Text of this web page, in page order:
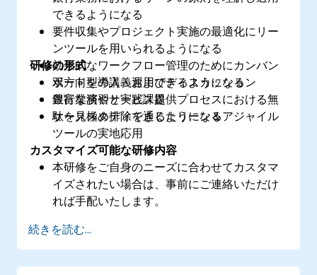
できるようになる
要件収集やプロジェクト実施の最適化にリー
ンツールを用いられるようになる
効果的なワークフロー管理のためにカンバン
ボードを導入・運用できるようになる
銀行業務やサービス提供プロセスにおける無
駄を見極め排除できるようになる
研修の形式
双方向型の講義およびディスカッション
豊富な演習と実践課題
ケーススタディを通じたリーン＆アジャイル
ツールの実地応用
カスタマイズ可能な研修内容
本研修をご自身のニーズに合わせてカスタマ
イズされたい場合は、事前にご連絡いただけ
れば手配いたします。
続きを読む...